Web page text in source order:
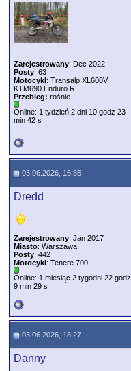
Zarejestrowany: Dec 2022
Posty: 63
Motocykl: Transalp XL600V,
KTM690 Enduro R
Przebieg: rośnie
Online: 1 tydzień 2 dni 10 godz 23
min 42 s
03.06.2026, 16:55
Dredd
Zarejestrowany: Jan 2017
Miasto: Warszawa
Posty: 442
Motocykl: Tenere 700
Online: 1 miesiąc 2 tygodni 22 godz
9 min 29 s
03.06.2026, 18:27
Danny